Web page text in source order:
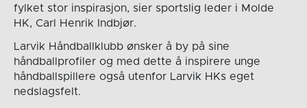
fylket stor inspirasjon, sier sportslig leder i Molde
HK, Carl Henrik Indbjør.
Larvik Håndballklubb ønsker å by på sine
håndballprofiler og med dette å inspirere unge
håndballspillere også utenfor Larvik HKs eget
nedslagsfelt.